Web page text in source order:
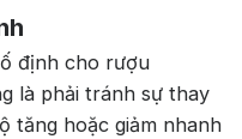
định cho rượu
là phải tránh sự thay
tăng hoặc giảm nhanh